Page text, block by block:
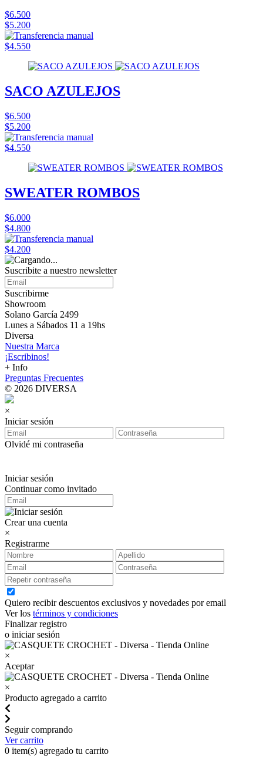
$6.500
$5.200
$4.550
SACO AZULEJOS
$6.500
$5.200
$4.550
SWEATER ROMBOS
$6.000
$4.800
$4.200
Suscribite a nuestro newsletter
Suscribirme
Showroom
Solano García 2499
Lunes a Sábados 11 a 19hs
Diversa
Nuestra Marca
¡Escribinos!
+ Info
Preguntas Frecuentes
© 2026 DIVERSA
×
Iniciar sesión
Olvidé mi contraseña
Iniciar sesión
Continuar como invitado
Crear una cuenta
×
Registrarme
Quiero recibir descuentos exclusivos y novedades por email
Ver los términos y condiciones
Finalizar registro
o iniciar sesión
×
Aceptar
×
Producto agregado a carrito
Seguir comprando
Ver carrito
0 item(s) agregado tu carrito